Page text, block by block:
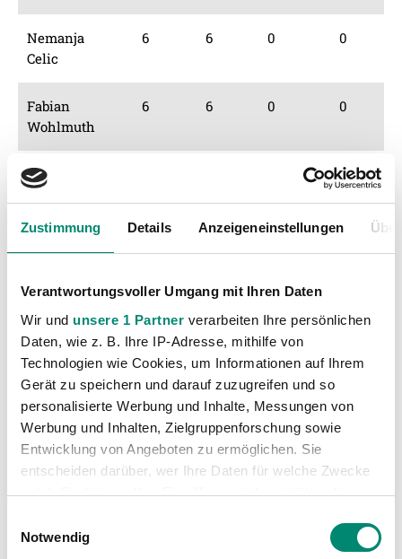
Zustimmung Details Anzeigeneinstellungen
Verantwortungsvoller Umgang mit Ihren Daten
Wir und unsere 1 Partner verarbeiten Ihre persönlichen
Daten, wie z. B. Ihre IP-Adresse, mithilfe von
Technologien wie Cookies, um Informationen auf Ihrem
Gerät zu speichern und darauf zuzugreifen und so
personalisierte Werbung und Inhalte, Messungen von
Werbung und Inhalten, Zielgruppenforschung sowie
Entwicklung von Angeboten zu ermöglichen. Sie
entscheiden darüber, wer Ihre Daten für welche Zwecke
nutzt. Sie können Ihre Einwilligung jederzeit über die
Trigger Symbol ändern oder widerrufen
Notwendig
Nemanja
Celic
6 6 0 0
Fabian
Wohlmuth
6 6 0 0
Michael
0
Andreas
Leitner
4 4 0
Nik
Marinsek
3 3 0 0
Jonas
Mayer
2 2 0 0
Oliver
2 2 0 0